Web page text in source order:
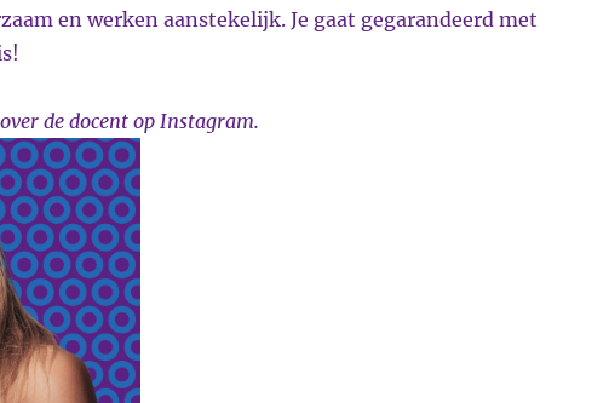
en werken aanstekelijk. Je gaat gegarandeerd met
de docent op Instagram.